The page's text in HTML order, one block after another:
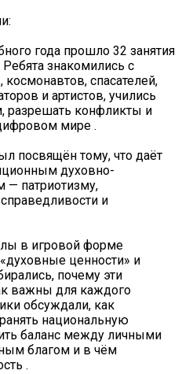
года прошло 32 занятия
знакомились с
спасателей,
и артистов, учились
разрешать конфликты и
мире .
посвящён тому, что даёт
духовно-
— патриотизму,
и
в игровой форме
ценности» и
почему эти
важны для каждого
обсуждали, как
национальную
баланс между личными
благом и в чём
.